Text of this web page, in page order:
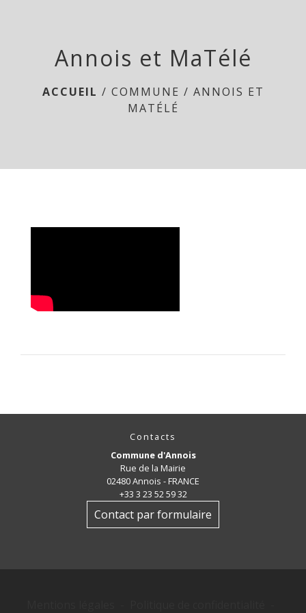
Annois et MaTélé
ACCUEIL / COMMUNE / ANNOIS ET
MATÉLÉ
Contacts
Commune d'Annois
Rue de la Mairie
02480 Annois - FRANCE
+33 3 23 52 59 32
Contact par formulaire